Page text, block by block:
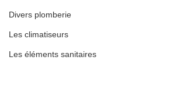
Divers plomberie
Les climatiseurs
Les éléments sanitaires